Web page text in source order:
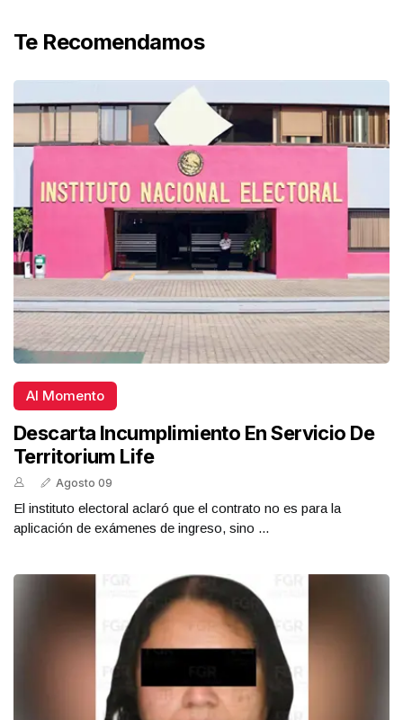
Te Recomendamos
Al Momento
Descarta Incumplimiento En Servicio De
Territorium Life
Agosto 09
El instituto electoral aclaró que el contrato no es para la
aplicación de exámenes de ingreso, sino ...